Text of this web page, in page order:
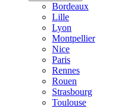
Bordeaux
Lille
Lyon
Montpellier
Nice
Paris
Rennes
Rouen
Strasbourg
Toulouse